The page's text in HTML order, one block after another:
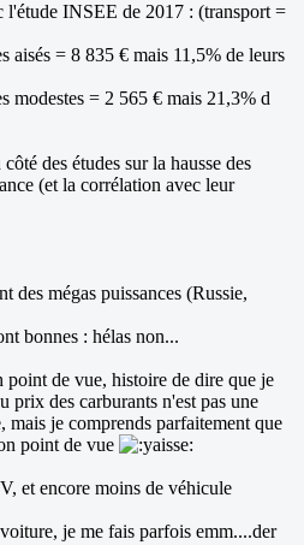
l'étude INSEE de 2017 : (transport =
aisés = 8 835 € mais 11,5% de leurs
modestes = 2 565 € mais 21,3% d
des études sur la hausse des
(et la corrélation avec leur
des mégas puissances (Russie,
bonnes : hélas non...
point de vue, histoire de dire que je
prix des carburants n'est pas une
mais je comprends parfaitement que
point de vue
et encore moins de véhicule
je me fais parfois emm....der